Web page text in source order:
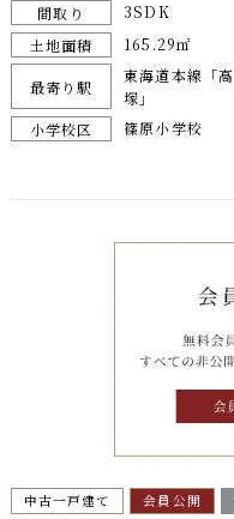
間取り 3SDK
土地面積
165.29㎡
最寄り駅
東海道本線「高
塚」
小学校区
篠原小学校
中古一戸建て 会員公開